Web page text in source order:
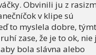
Obvinili ju z
v klipe sú
to myslela dobre,
zase, že je to ok, nie
bola slávna alebo